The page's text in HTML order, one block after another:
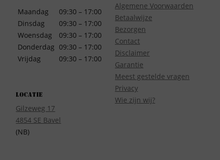
Maandag
Dinsdag
Woensdag
Donderdag
Vrijdag
09:30 – 17:00
09:30 – 17:00
09:30 – 17:00
09:30 – 17:00
09:30 – 17:00
Locatie
Gilzeweg 17
4854 SE Bavel
(NB)
Algemene Voorwaarden
Betaalwijze
Bezorgen
Contact
Disclaimer
Garantie
Meest gestelde vragen
Privacy
Wie zijn wij?